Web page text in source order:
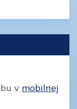
v mobilnej